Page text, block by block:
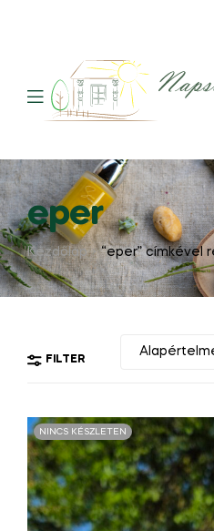
eper
Kezdőlap “eper” címkével
FILTER
NINCS KÉSZLETEN